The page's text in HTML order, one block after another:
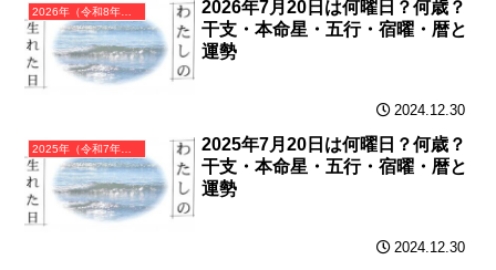
2026年（令和8年）丙午（ひのえうま）・午年（うま年）カレンダー（月曜はじまり）
2026年7月20日は何曜日？何歳？
干支・本命星・五行・宿曜・暦と
運勢
2024.12.30
2025年（令和7年）乙巳（きのとみ）・巳年（へび年）カレンダー（月曜はじまり）
2025年7月20日は何曜日？何歳？
干支・本命星・五行・宿曜・暦と
運勢
2024.12.30